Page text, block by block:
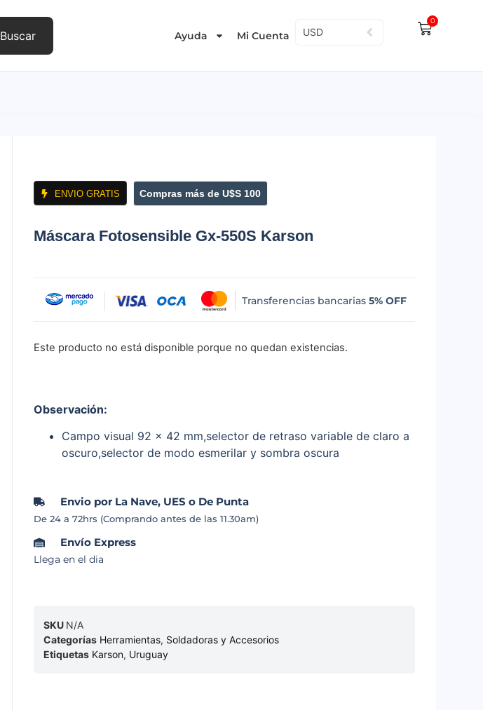
Buscar Ayuda Mi Cuenta USD
0
ENVIO GRATIS Compras más de U$S 100
Máscara Fotosensible Gx-550S Karson
Transferencias bancarias 5% OFF
Este producto no está disponible porque no quedan existencias.
Observación:
Campo visual 92 x 42 mm,selector de retraso variable de claro a
oscuro,selector de modo esmerilar y sombra oscura
Envio por La Nave, UES o De Punta
De 24 a 72hrs (Comprando antes de las 11.30am)
Envío Express
Llega en el dia
SKU N/A
Categorías Herramientas, Soldadoras y Accesorios
Etiquetas Karson, Uruguay